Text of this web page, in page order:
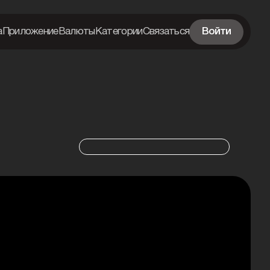
ПриложениеВалютыКатегорииСвязаться Войти